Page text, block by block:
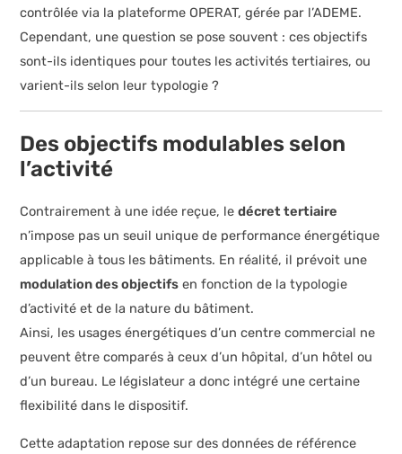
contrôlée via la plateforme OPERAT, gérée par l’ADEME.
Cependant, une question se pose souvent : ces objectifs
sont-ils identiques pour toutes les activités tertiaires, ou
varient-ils selon leur typologie ?
Des objectifs modulables selon
l’activité
Contrairement à une idée reçue, ledécret tertiaire
n’impose pas un seuil unique de performance énergétique
applicable à tous les bâtiments. En réalité, il prévoit une
modulation des objectifs en fonction de la typologie
d’activité et de la nature du bâtiment.
Ainsi, les usages énergétiques d’un centre commercial ne
peuvent être comparés à ceux d’un hôpital, d’un hôtel ou
d’un bureau. Le législateur a donc intégré une certaine
flexibilité dans le dispositif.
Cette adaptation repose sur des données de référence